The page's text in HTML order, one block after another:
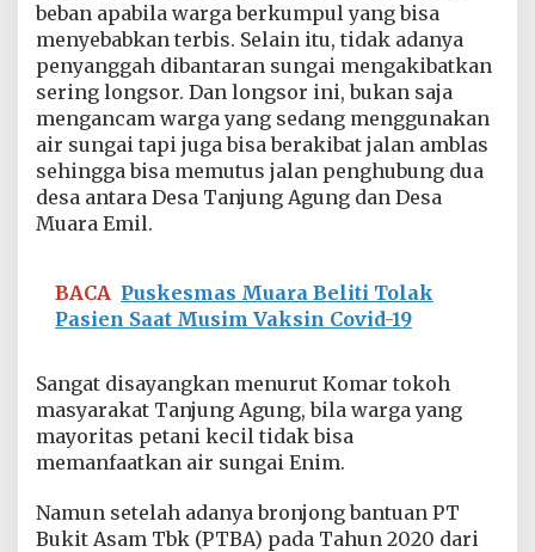
a
g
a
beban apabila warga berkumpul yang bisa
menyebabkan terbis. Selain itu, tidak adanya
penyanggah dibantaran sungai mengakibatkan
sering longsor. Dan longsor ini, bukan saja
mengancam warga yang sedang menggunakan
air sungai tapi juga bisa berakibat jalan amblas
sehingga bisa memutus jalan penghubung dua
desa antara Desa Tanjung Agung dan Desa
Muara Emil.
BACA Puskesmas Muara Beliti Tolak
Pasien Saat Musim Vaksin Covid-19
Sangat disayangkan menurut Komar tokoh
masyarakat Tanjung Agung, bila warga yang
mayoritas petani kecil tidak bisa
memanfaatkan air sungai Enim.
Namun setelah adanya bronjong bantuan PT
Bukit Asam Tbk (PTBA) pada Tahun 2020 dari